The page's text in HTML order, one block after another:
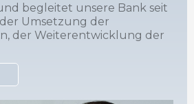
begleitet unsere Bank seit
Umsetzung der
der Weiterentwicklung der